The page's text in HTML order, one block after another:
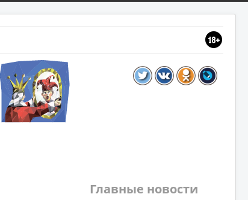
Главные новости